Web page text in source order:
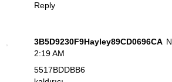
Reply
3B5D9230F9Hayley89CD0696CA
2:19 AM
5517BDDBB6